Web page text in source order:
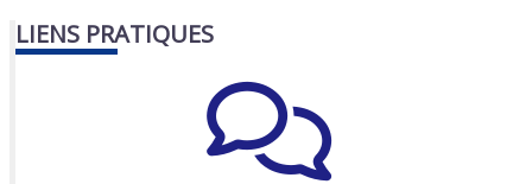
LIENS PRATIQUES